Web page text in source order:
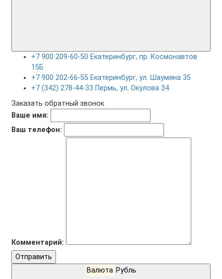
+7 900 209-60-50 Екатеринбург, пр. Космонавтов
15Б
+7 900 202-66-55 Екатеринбург, ул. Шаумяна 35
+7 (342) 278-44-33 Пермь, ул. Окулова 34
Заказать обратный звонок
Ваше имя:
Ваш телефон:
Комментарий:
Отправить
Валюта Рубль